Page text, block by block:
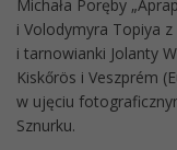
Michała Poręby
i Volodymyra Topiya
i tarnowianki Jolanty
Kiskőrös i Veszprém
w ujęciu
Sznurku.